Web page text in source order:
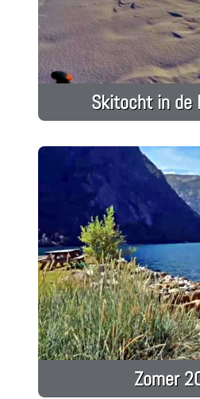
Skitocht in de
Zomer